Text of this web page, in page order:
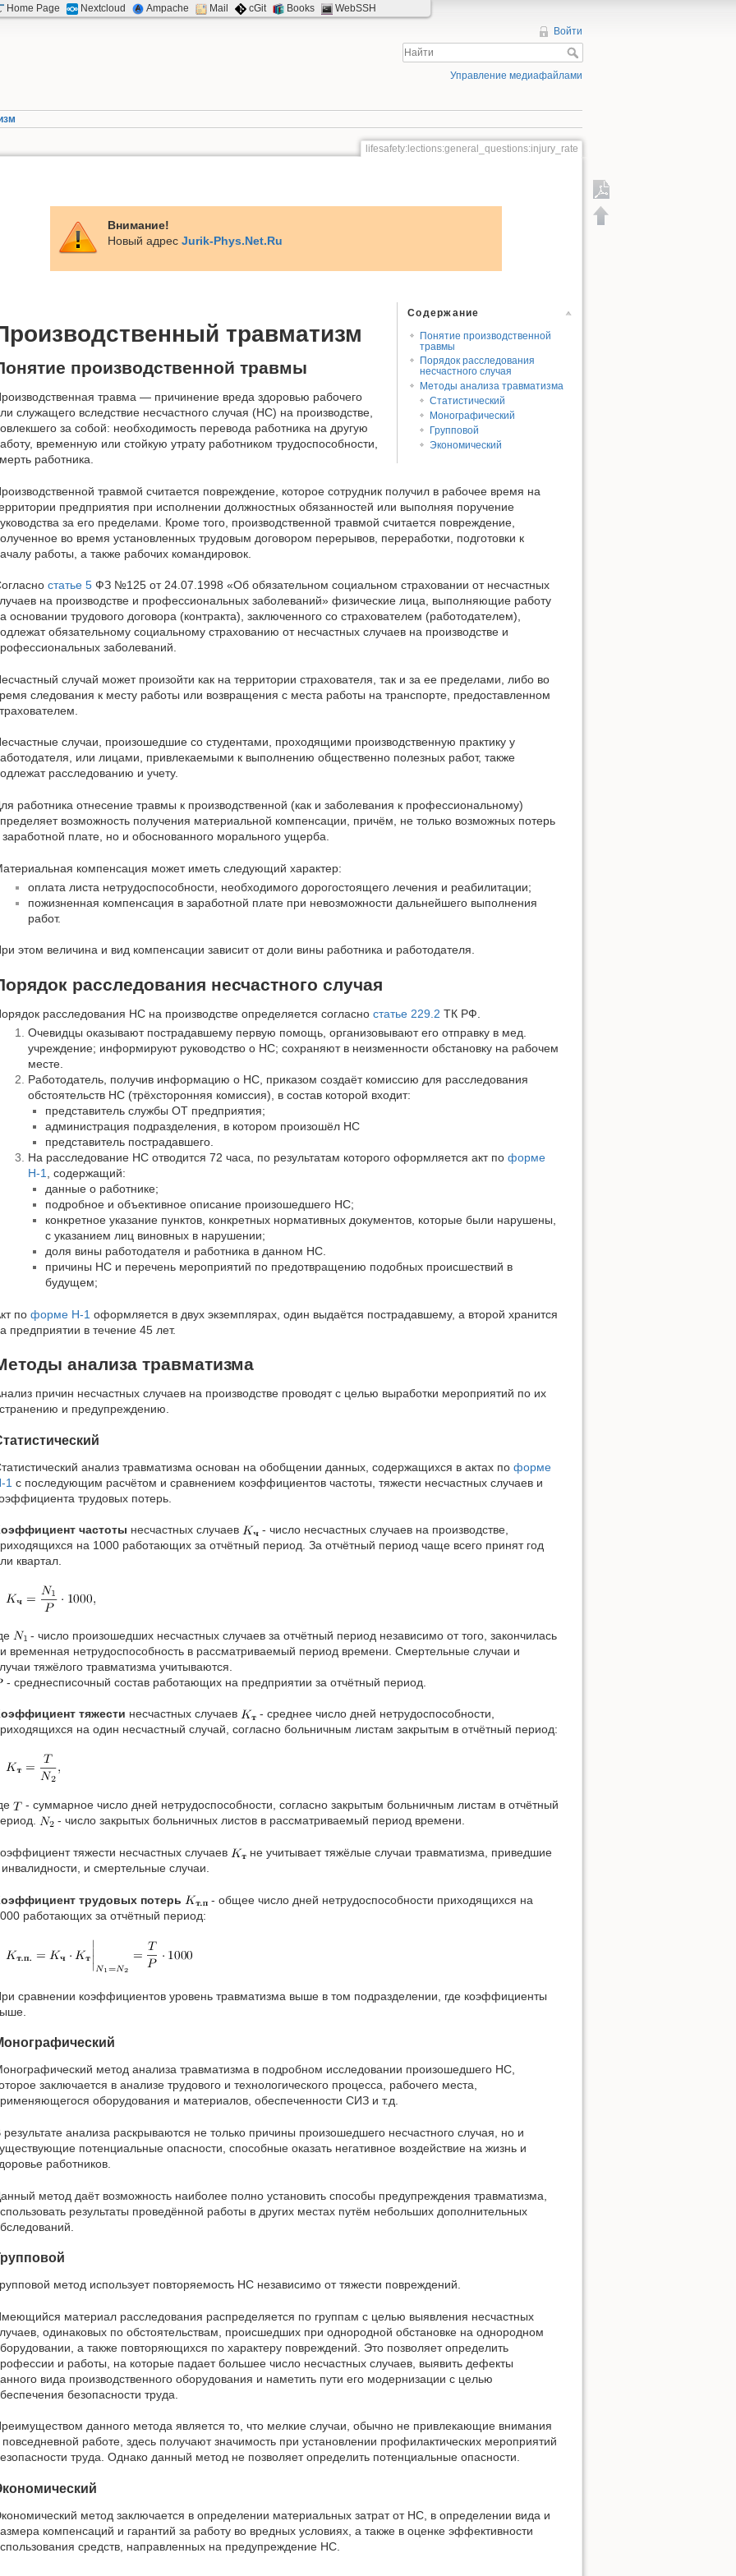
Войти
Управление медиафайлами
lifesafety:lections:general_questions:injury_rate
Внимание!
Новый адрес Jurik-Phys.Net.Ru
Содержание
Понятие производственной
травмы
Порядок расследования
несчастного случая
Методы анализа травматизма
Статистический
Монографический
Групповой
Экономический
травматизм
производственной травмы
травма — причинение вреда здоровью рабочего
служащего вследствие несчастного случая (НС) на производстве,
за собой: необходимость перевода работника на другую
временную или стойкую утрату работником трудоспособности,
работника.
травмой считается повреждение, которое сотрудник получил в рабочее время на
предприятия при исполнении должностных обязанностей или выполняя поручение
за его пределами. Кроме того, производственной травмой считается повреждение,
во время установленных трудовым договором перерывов, переработки, подготовки к
работы, а также рабочих командировок.
статье 5 ФЗ №125 от 24.07.1998 «Об обязательном социальном страховании от несчастных
на производстве и профессиональных заболеваний» физические лица, выполняющие работу
основании трудового договора (контракта), заключенного со страхователем (работодателем),
обязательному социальному страхованию от несчастных случаев на производстве и
заболеваний.
случай может произойти как на территории страхователя, так и за ее пределами, либо во
следования к месту работы или возвращения с места работы на транспорте, предоставленном
случаи, произошедшие со студентами, проходящими производственную практику у
или лицами, привлекаемыми к выполнению общественно полезных работ, также
расследованию и учету.
работника отнесение травмы к производственной (как и заболевания к профессиональному)
возможность получения материальной компенсации, причём, не только возможных потерь
заработной плате, но и обоснованного морального ущерба.
компенсация может иметь следующий характер:
оплата листа нетрудоспособности, необходимого дорогостоящего лечения и реабилитации;
пожизненная компенсация в заработной плате при невозможности дальнейшего выполнения
работ.
этом величина и вид компенсации зависит от доли вины работника и работодателя.
расследования несчастного случая
расследования НС на производстве определяется согласно статье 229.2 ТК РФ.
Очевидцы оказывают пострадавшему первую помощь, организовывают его отправку в мед.
учреждение; информируют руководство о НС; сохраняют в неизменности обстановку на рабочем
месте.
Работодатель, получив информацию о НС, приказом создаёт комиссию для расследования
обстоятельств НС (трёхсторонняя комиссия), в состав которой входит:
представитель службы ОТ предприятия;
администрация подразделения, в котором произошёл НС
представитель пострадавшего.
На расследование НС отводится 72 часа, по результатам которого оформляется акт по форме
Н-1
, содержащий:
данные о работнике;
подробное и объективное описание произошедшего НС;
конкретное указание пунктов, конкретных нормативных документов, которые были нарушены,
с указанием лиц виновных в нарушении;
доля вины работодателя и работника в данном НС.
причины НС и перечень мероприятий по предотвращению подобных происшествий в
будущем;
по форме Н-1 оформляется в двух экземплярах, один выдаётся пострадавшему, а второй хранится
предприятии в течение 45 лет.
анализа травматизма
причин несчастных случаев на производстве проводят с целью выработки мероприятий по их
и предупреждению.
анализ травматизма основан на обобщении данных, содержащихся в актах по форме
1 с последующим расчётом и сравнением коэффициентов частоты, тяжести несчастных случаев и
трудовых потерь.
частоты несчастных случаев
- число несчастных случаев на производстве,
на 1000 работающих за отчётный период. За отчётный период чаще всего принят год
квартал.
- число произошедших несчастных случаев за отчётный период независимо от того, закончилась
временная нетрудоспособность в рассматриваемый период времени. Смертельные случаи и
тяжёлого травматизма учитываются.
- среднесписочный состав работающих на предприятии за отчётный период.
тяжести несчастных случаев
- среднее число дней нетрудоспособности,
на один несчастный случай, согласно больничным листам закрытым в отчётный период:
- суммарное число дней нетрудоспособности, согласно закрытым больничным листам в отчётный
- число закрытых больничных листов в рассматриваемый период времени.
тяжести несчастных случаев
не учитывает тяжёлые случаи травматизма, приведшие
инвалидности, и смертельные случаи.
трудовых потерь
- общее число дней нетрудоспособности приходящихся на
работающих за отчётный период:
сравнении коэффициентов уровень травматизма выше в том подразделении, где коэффициенты
метод анализа травматизма в подробном исследовании произошедшего НС,
заключается в анализе трудового и технологического процесса, рабочего места,
оборудования и материалов, обеспеченности СИЗ и т.д.
результате анализа раскрываются не только причины произошедшего несчастного случая, но и
потенциальные опасности, способные оказать негативное воздействие на жизнь и
работников.
метод даёт возможность наиболее полно установить способы предупреждения травматизма,
результаты проведённой работы в других местах путём небольших дополнительных
метод использует повторяемость НС независимо от тяжести повреждений.
материал расследования распределяется по группам с целью выявления несчастных
одинаковых по обстоятельствам, происшедших при однородной обстановке на однородном
а также повторяющихся по характеру повреждений. Это позволяет определить
и работы, на которые падает большее число несчастных случаев, выявить дефекты
вида производственного оборудования и наметить пути его модернизации с целью
безопасности труда.
данного метода является то, что мелкие случаи, обычно не привлекающие внимания
повседневной работе, здесь получают значимость при установлении профилактических мероприятий
труда. Однако данный метод не позволяет определить потенциальные опасности.
метод заключается в определении материальных затрат от НС, в определении вида и
компенсаций и гарантий за работу во вредных условиях, а также в оценке эффективности
средств, направленных на предупреждение НС.
Home Page Nextcloud Ampache Mail cGit Books WebSSH